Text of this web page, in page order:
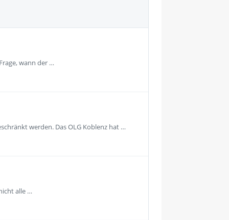
wann der …
werden. Das OLG Koblenz hat …
alle …